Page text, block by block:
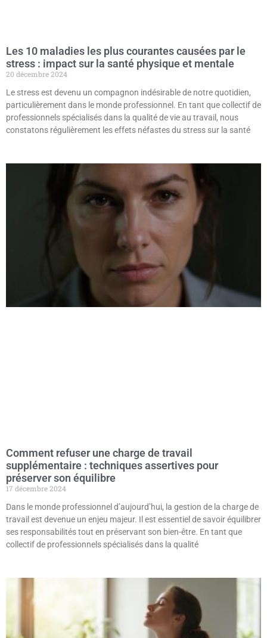
Les 10 maladies les plus courantes causées par le
stress : impact sur la santé physique et mentale
20 décembre 2024
Le stress est devenu un compagnon indésirable de notre quotidien,
particulièrement dans le monde professionnel. En tant que collectif de
professionnels spécialisés dans la qualité de vie au travail, nous
constatons régulièrement les effets néfastes du stress sur la santé
Comment refuser une charge de travail
supplémentaire : techniques assertives pour
préserver son équilibre
17 décembre 2024
Dans le monde professionnel d’aujourd’hui, la gestion de la charge de
travail est devenue un enjeu majeur. Il est essentiel de savoir équilibrer
ses responsabilités tout en préservant son bien-être. En tant que
collectif de professionnels spécialisés dans la qualité